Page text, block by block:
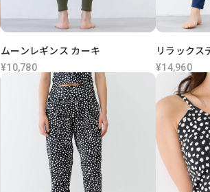
ムーンレギンス カーキ
¥10,780
リラックス
¥14,960